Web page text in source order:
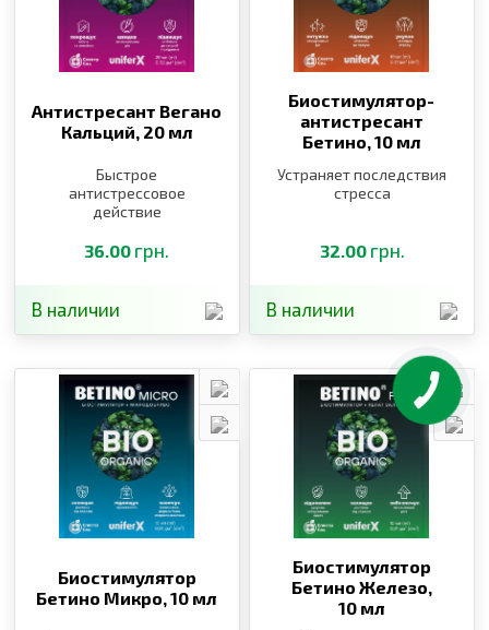
Антистресант Вегано
Кальций, 20 мл
Быстрое
антистрессовое
действие
36.00 грн.
В наличии
Биостимулятор-
антистресант
Бетино,10 мл
Устраняет последствия
стресса
32.00 грн.
В наличии
Биостимулятор
Бетино Микро,10 мл
Биостимулятор
Бетино Железо,
10 мл